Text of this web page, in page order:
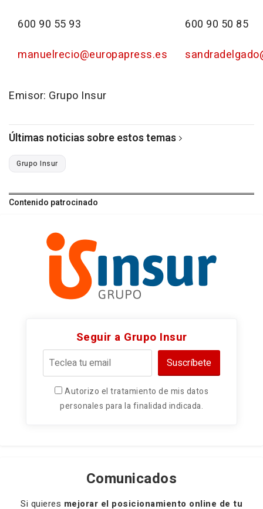
600 90 55 93
manuelrecio@europapress.es
600 90 50 85
Emisor: Grupo Insur
Últimas noticias sobre estos temas
Grupo Insur
Contenido patrocinado
Seguir a Grupo Insur
Suscríbete
Autorizo el tratamiento de mis datos
personales para la finalidad indicada.
Comunicados
Si quieres mejorar el posicionamiento online de tu